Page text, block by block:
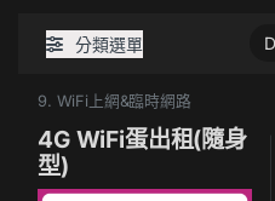
分類選單
9. WiFi上網&臨時網路
4G WiFi蛋出租(隨身
型)